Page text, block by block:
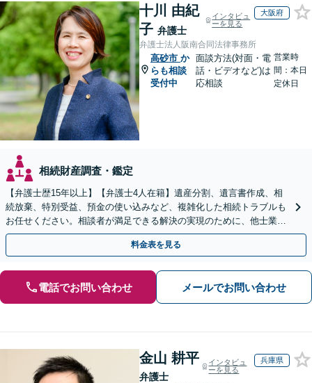
十川 由紀
子 弁護士
インタビュ
ーを見る
大阪府
弁護士法人阪南合同法律事務所
高砂市 か
らも相談
受付中
面談方法(対面・電
話・ビデオなど)は
応相談
営業時
間：本日
定休日
相続財産調査・鑑定
【弁護士歴15年以上】【弁護士4人在籍】遺産分割、遺言書作成、相
続放棄、特別受益、預金の使い込みなど、複雑化した相続トラブルも
お任せください。相談者が満足できる解決の実現のために、他士業と
連携し最善を尽くします【完全個室】
料金表を見る
電話でお問い合わせ メールでお問い合わせ
金山 耕平
弁護士
インタビュ
ーを見る
兵庫県